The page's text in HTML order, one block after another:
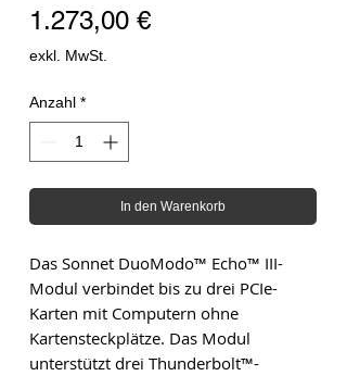
1.273,00 €Preis
exkl. MwSt.
Anzahl *
In den Warenkorb
Das Sonnet DuoModo™ Echo™ III-
Modul verbindet bis zu drei PCIe-
Karten mit Computern ohne
Kartensteckplätze. Das Modul
unterstützt drei Thunderbolt™-